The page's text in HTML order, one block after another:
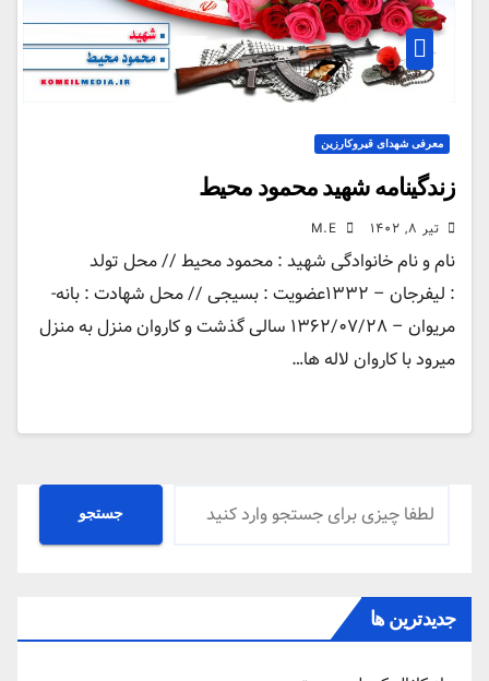
معرفی شهدای قیروکارزین
زندگینامه شهید محمود محیط
تیر ۸, ۱۴۰۲
نام و نام خانوادگی شهید : محمود محیط // محل تولد
: لیفرجان – ۱۳۳۲عضویت : بسیجی // محل شهادت : بانه-
مریوان – ۱۳۶۲/۰۷/۲۸ سالی گذشت و کاروان منزل به منزل
میرود با کاروان لاله ها…
جستجو جستجو
جدیدترین ها